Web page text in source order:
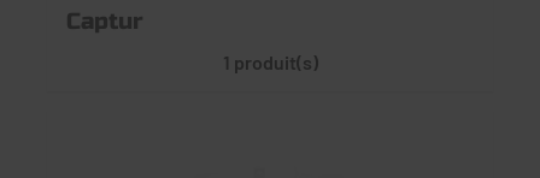
Captur
1 produit(s)